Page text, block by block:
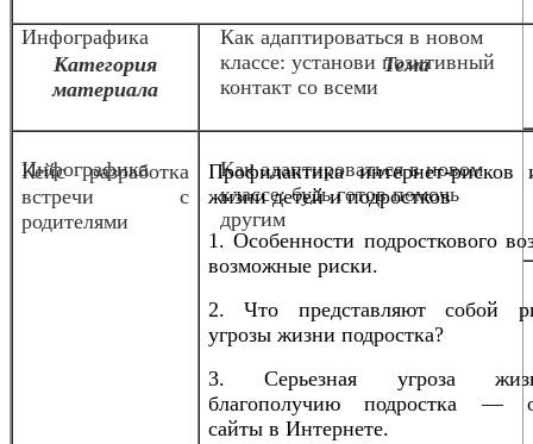
Инфографика
Как адаптироваться в новом
классе: установи позитивный
контакт со всеми
Инфографика
Как адаптироваться в новом
классе: будь готов помочь
другим
Категория
материала
Тема
Кейс разработка
встречи с
родителями
Профилактика интернет-рисков
жизни детей и подростков
1. Особенности подросткового
возможные риски.
2. Что представляют собой
угрозы жизни подростка?
3. Серьезная угроза
благополучию подростка —
сайты в Интернете.